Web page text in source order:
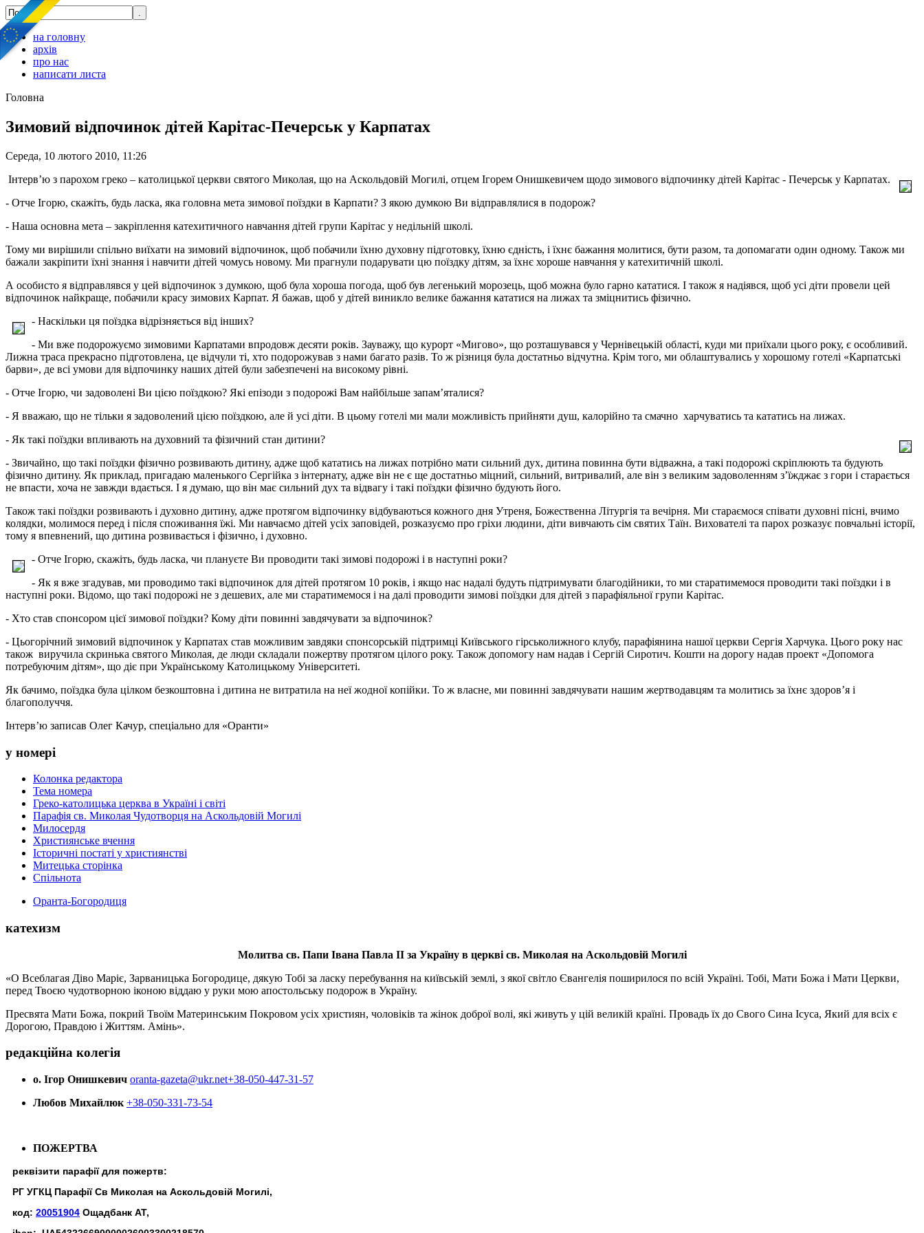
на головну
архів
про нас
написати листа
Головна
Зимовий відпочинок дітей Карітас-Печерськ у Карпатах
Середа, 10 лютого 2010, 11:26
Інтерв’ю з парохом греко – католицької церкви святого Миколая, що на Аскольдовій Могилі, отцем Ігорем Онишкевичем щодо зимового відпочинку дітей Карітас - Печерськ у Карпатах.
- Отче Ігорю, скажіть, будь ласка, яка головна мета зимової поїздки в Карпати? З якою думкою Ви відправлялися в подорож?
- Наша основна мета – закріплення катехитичного навчання дітей групи Карітас у недільній школі.
Тому ми вирішили спільно виїхати на зимовий відпочинок, щоб побачили їхню духовну підготовку, їхню єдність, і їхнє бажання молитися, бути разом, та допомагати один одному. Також ми
бажали закріпити їхні знання і навчити дітей чомусь новому. Ми прагнули подарувати цю поїздку дітям, за їхнє хороше навчання у катехитичній школі.
А особисто я відправлявся у цей відпочинок з думкою, щоб була хороша погода, щоб був легенький морозець, щоб можна було гарно кататися. І також я надіявся, щоб усі діти провели цей
відпочинок найкраще, побачили красу зимових Карпат. Я бажав, щоб у дітей виникло велике бажання кататися на лижах та зміцнитись фізично.
- Наскільки ця поїздка відрізняється від інших?
- Ми вже подорожуємо зимовими Карпатами впродовж десяти років. Зауважу, що курорт «Мигово», що розташувався у Чернівецькій області, куди ми приїхали цього року, є особливий.
Лижна траса прекрасно підготовлена, це відчули ті, хто подорожував з нами багато разів. То ж різниця була достатньо відчутна. Крім того, ми облаштувались у хорошому готелі «Карпатські
барви», де всі умови для відпочинку наших дітей були забезпечені на високому рівні.
- Отче Ігорю, чи задоволені Ви цією поїздкою? Які епізоди з подорожі Вам найбільше запам’яталися?
- Я вважаю, що не тільки я задоволений цією поїздкою, але й усі діти. В цьому готелі ми мали можливість прийняти душ, калорійно та смачно харчуватись та кататись на лижах.
- Як такі поїздки впливають на духовний та фізичний стан дитини?
- Звичайно, що такі поїздки фізично розвивають дитину, адже щоб кататись на лижах потрібно мати сильний дух, дитина повинна бути відважна, а такі подорожі скріплюють та будують
фізично дитину. Як приклад, пригадаю маленького Сергійка з інтернату, адже він не є ще достатньо міцний, сильний, витривалий, але він з великим задоволенням з’їжджає з гори і старається
не впасти, хоча не завжди вдається. І я думаю, що він має сильний дух та відвагу і такі поїздки фізично будують його.
Також такі поїздки розвивають і духовно дитину, адже протягом відпочинку відбуваються кожного дня Утреня, Божественна Літургія та вечірня. Ми стараємося співати духовні пісні, вчимо
колядки, молимося перед і після споживання їжі. Ми навчаємо дітей усіх заповідей, розказуємо про гріхи людини, діти вивчають сім святих Таїн. Вихователі та парох розказує повчальні історії,
тому я впевнений, що дитина розвивається і фізично, і духовно.
- Отче Ігорю, скажіть, будь ласка, чи плануєте Ви проводити такі зимові подорожі і в наступні роки?
- Як я вже згадував, ми проводимо такі відпочинок для дітей протягом 10 років, і якщо нас надалі будуть підтримувати благодійники, то ми старатимемося проводити такі поїздки і в
наступні роки. Відомо, що такі подорожі не з дешевих, але ми старатимемося і на далі проводити зимові поїздки для дітей з парафіяльної групи Карітас.
- Хто став спонсором цієї зимової поїздки? Кому діти повинні завдячувати за відпочинок?
- Цьогорічний зимовий відпочинок у Карпатах став можливим завдяки спонсорській підтримці Київського гірськолижного клубу, парафіянина нашої церкви Сергія Харчука. Цього року нас
також виручила скринька святого Миколая, де люди складали пожертву протягом цілого року. Також допомогу нам надав і Сергій Сиротич. Кошти на дорогу надав проект «Допомога
потребуючим дітям», що діє при Українському Католицькому Університеті.
Як бачимо, поїздка була цілком безкоштовна і дитина не витратила на неї жодної копійки. То ж власне, ми повинні завдячувати нашим жертводавцям та молитись за їхнє здоров’я і
благополуччя.
Інтерв’ю записав Олег Качур, спеціально для «Оранти»
у номері
Колонка редактора
Тема номера
Греко-католицька церква в Україні і світі
Парафія св. Миколая Чудотворця на Аскольдовій Могилі
Милосердя
Християнське вчення
Історичні постаті у християнстві
Митецька сторінка
Спільнота
Оранта-Богородиця
катехизм
Молитва св. Папи Івана Павла ІІ за Україну в церкві св. Миколая на Аскольдовій Могилі
«О Всеблагая Діво Маріє, Зарваницька Богородице, дякую Тобі за ласку перебування на київській землі, з якої світло Євангелія поширилося по всій Україні. Тобі, Мати Божа і Мати Церкви,
перед Твоєю чудотворною іконою віддаю у руки мою апостольську подорож в Україну.
Пресвята Мати Божа, покрий Твоїм Материнським Покровом усіх християн, чоловіків та жінок доброї волі, які живуть у цій великій країні. Провадь їх до Свого Сина Ісуса, Який для всіх є
Дорогою, Правдою і Життям. Амінь».
редакційна колегія
о. Ігор Онишкевич oranta-gazeta@ukr.net+38-050-447-31-57
Любов Михайлюк +38-050-331-73-54
ПОЖЕРТВА
реквізити парафії для пожертв:
РГ УГКЦ Парафії Св Миколая на Аскольдовій Могилі,
код: 20051904 Ощадбанк АТ,